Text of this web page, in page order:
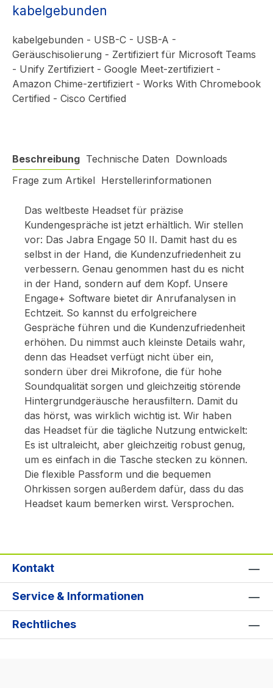
kabelgebunden
kabelgebunden - USB-C - USB-A -
Geräuschisolierung - Zertifiziert für Microsoft Teams
- Unify Zertifiziert - Google Meet-zertifiziert -
Amazon Chime-zertifiziert - Works With Chromebook
Certified - Cisco Certified
Beschreibung Technische Daten Downloads
Frage zum Artikel Herstellerinformationen
Das weltbeste Headset für präzise
Kundengespräche ist jetzt erhältlich. Wir stellen
vor: Das Jabra Engage 50 II. Damit hast du es
selbst in der Hand, die Kundenzufriedenheit zu
verbessern. Genau genommen hast du es nicht
in der Hand, sondern auf dem Kopf. Unsere
Engage+ Software bietet dir Anrufanalysen in
Echtzeit. So kannst du erfolgreichere
Gespräche führen und die Kundenzufriedenheit
erhöhen. Du nimmst auch kleinste Details wahr,
denn das Headset verfügt nicht über ein,
sondern über drei Mikrofone, die für hohe
Soundqualität sorgen und gleichzeitig störende
Hintergrundgeräusche herausfiltern. Damit du
das hörst, was wirklich wichtig ist. Wir haben
das Headset für die tägliche Nutzung entwickelt:
Es ist ultraleicht, aber gleichzeitig robust genug,
um es einfach in die Tasche stecken zu können.
Die flexible Passform und die bequemen
Ohrkissen sorgen außerdem dafür, dass du das
Headset kaum bemerken wirst. Versprochen.
Kontakt
Service & Informationen
Rechtliches